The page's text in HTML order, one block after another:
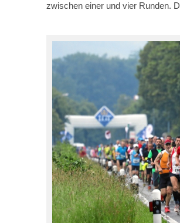
zwischen einer und vier Runden.